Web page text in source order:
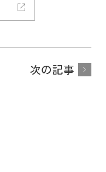
次の記事